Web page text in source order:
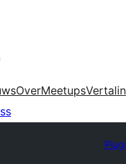
OverMeetups